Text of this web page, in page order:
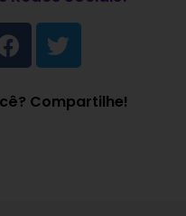
Compartilhe!